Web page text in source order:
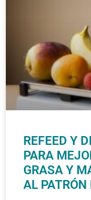
REFEED Y
PARA
GRASA Y
AL